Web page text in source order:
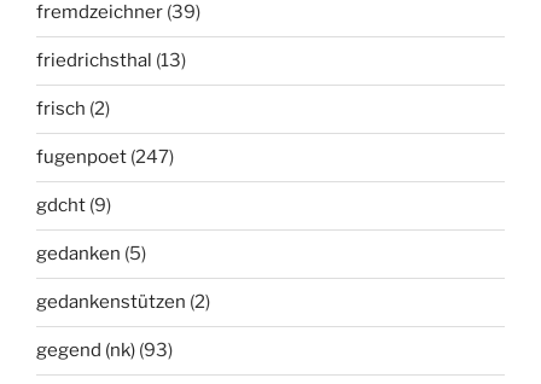
fremdzeichner (39)
friedrichsthal (13)
frisch (2)
fugenpoet (247)
gdcht (9)
gedanken (5)
gedankenstützen (2)
gegend (nk) (93)